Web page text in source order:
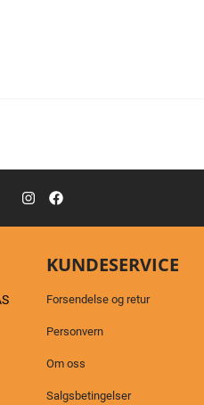
KUNDESERVICE
Forsendelse og retur
Personvern
Om oss
Salgsbetingelser